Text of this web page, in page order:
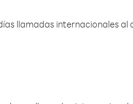
llamadas internacionales